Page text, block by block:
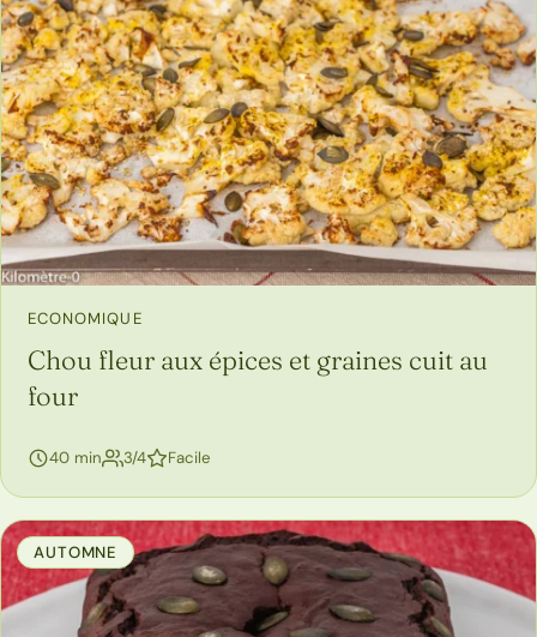
ECONOMIQUE
Chou fleur aux épices et graines cuit au
four
40 min 3/4personnes
Facile
AUTOMNE